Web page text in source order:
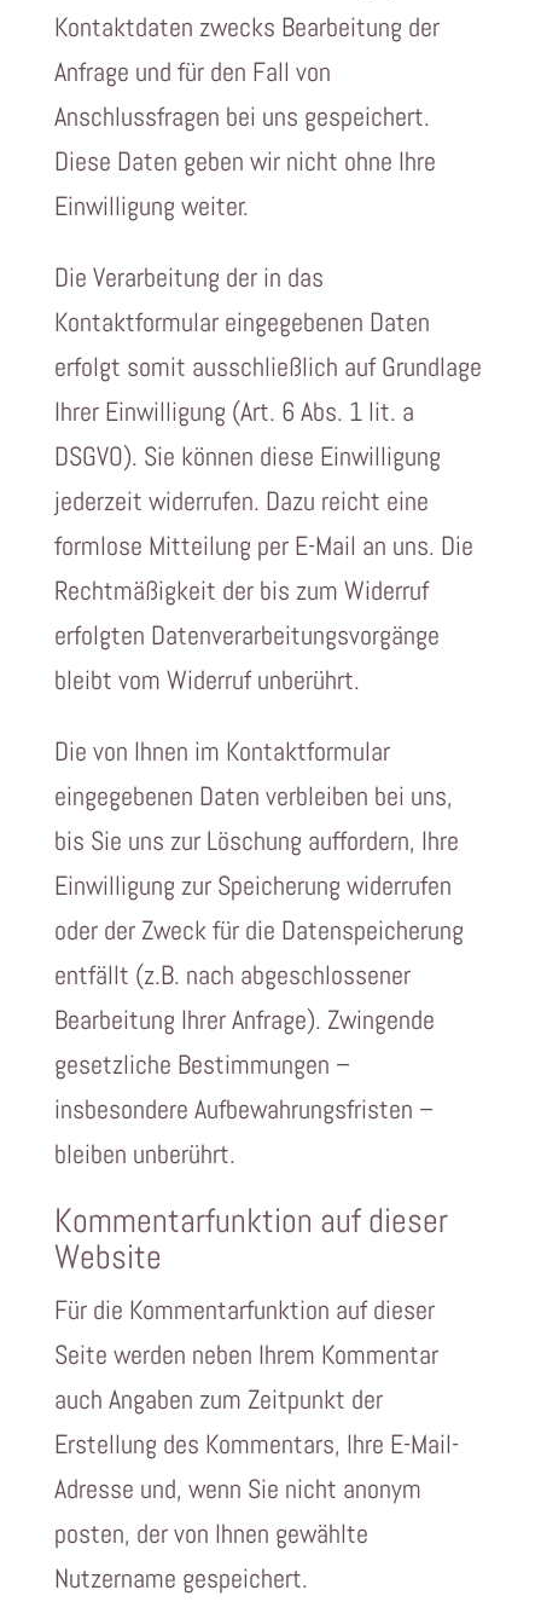
Kontaktdaten zwecks Bearbeitung der
Anfrage und für den Fall von
Anschlussfragen bei uns gespeichert.
Diese Daten geben wir nicht ohne Ihre
Einwilligung weiter.
Die Verarbeitung der in das
Kontaktformular eingegebenen Daten
erfolgt somit ausschließlich auf Grundlage
Ihrer Einwilligung (Art. 6 Abs. 1 lit. a
DSGVO). Sie können diese Einwilligung
jederzeit widerrufen. Dazu reicht eine
formlose Mitteilung per E-Mail an uns. Die
Rechtmäßigkeit der bis zum Widerruf
erfolgten Datenverarbeitungsvorgänge
bleibt vom Widerruf unberührt.
Die von Ihnen im Kontaktformular
eingegebenen Daten verbleiben bei uns,
bis Sie uns zur Löschung auffordern, Ihre
Einwilligung zur Speicherung widerrufen
oder der Zweck für die Datenspeicherung
entfällt (z.B. nach abgeschlossener
Bearbeitung Ihrer Anfrage). Zwingende
gesetzliche Bestimmungen –
insbesondere Aufbewahrungsfristen –
bleiben unberührt.
Kommentarfunktion auf dieser
Website
Für die Kommentarfunktion auf dieser
Seite werden neben Ihrem Kommentar
auch Angaben zum Zeitpunkt der
Erstellung des Kommentars, Ihre E-Mail-
Adresse und, wenn Sie nicht anonym
posten, der von Ihnen gewählte
Nutzername gespeichert.